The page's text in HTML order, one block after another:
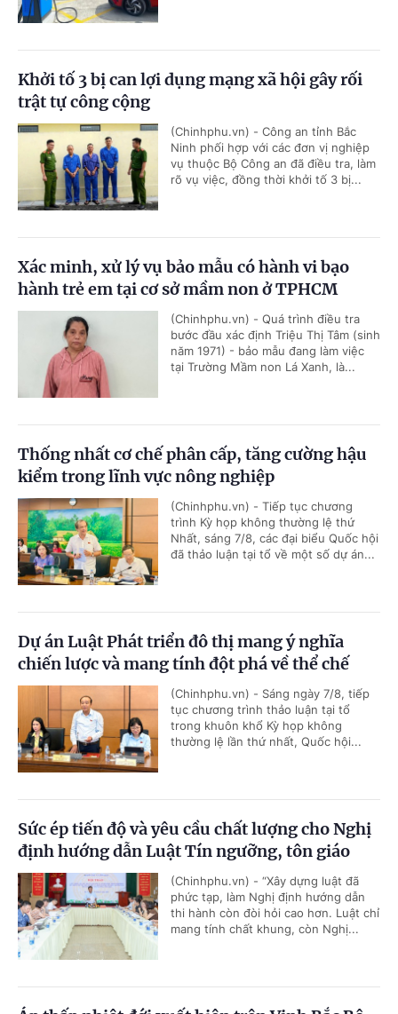
Khởi tố 3 bị can lợi dụng mạng xã hội gây rối
trật tự công cộng
(Chinhphu.vn) - Công an tỉnh Bắc
Ninh phối hợp với các đơn vị nghiệp
vụ thuộc Bộ Công an đã điều tra, làm
rõ vụ việc, đồng thời khởi tố 3 bị...
Xác minh, xử lý vụ bảo mẫu có hành vi bạo
hành trẻ em tại cơ sở mầm non ở TPHCM
(Chinhphu.vn) - Quá trình điều tra
bước đầu xác định Triệu Thị Tâm (sinh
năm 1971) - bảo mẫu đang làm việc
tại Trường Mầm non Lá Xanh, là...
Thống nhất cơ chế phân cấp, tăng cường hậu
kiểm trong lĩnh vực nông nghiệp
(Chinhphu.vn) - Tiếp tục chương
trình Kỳ họp không thường lệ thứ
Nhất, sáng 7/8, các đại biểu Quốc hội
đã thảo luận tại tổ về một số dự án...
Dự án Luật Phát triển đô thị mang ý nghĩa
chiến lược và mang tính đột phá về thể chế
(Chinhphu.vn) - Sáng ngày 7/8, tiếp
tục chương trình thảo luận tại tổ
trong khuôn khổ Kỳ họp không
thường lệ lần thứ nhất, Quốc hội...
Sức ép tiến độ và yêu cầu chất lượng cho Nghị
định hướng dẫn Luật Tín ngưỡng, tôn giáo
(Chinhphu.vn) - “Xây dựng luật đã
phức tạp, làm Nghị định hướng dẫn
thi hành còn đòi hỏi cao hơn. Luật chỉ
mang tính chất khung, còn Nghị...